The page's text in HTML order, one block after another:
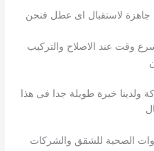
جاهزة لاستقبال اى عطل فنحن
وقت عند الاصلاح والتركيب
ولدينا خبرة طويلة جدا فى هذا
الصحية للشقق والشركات